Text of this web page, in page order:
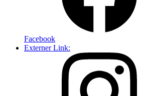
Facebook
Externer Link: